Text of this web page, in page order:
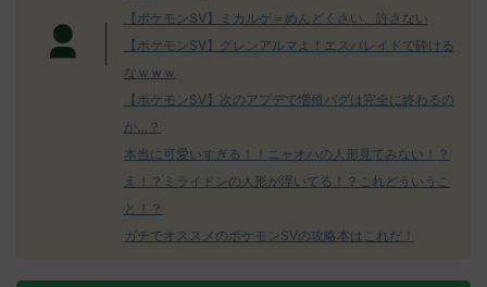
【ポケモンSV】ミカルゲ＝めんどくさい、許さない
【ポケモンSV】グレンアルマよ！エスバレイドで砕ける
なｗｗｗ
【ポケモンSV】次のアプデで増殖バグは完全に終わるの
か…？
本当に可愛いすぎる！！ニャオハの人形見てみない！？
え！？ミライドンの人形が浮いてる！？これどういうこ
と！？
ガチでオススメのポケモンSVの攻略本はこれだ！